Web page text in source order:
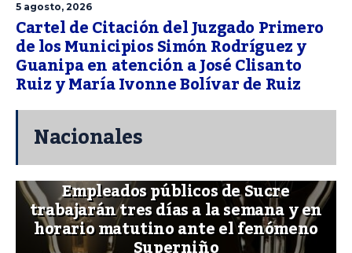
5 agosto, 2026
Cartel de Citación del Juzgado Primero
de los Municipios Simón Rodríguez y
Guanipa en atención a José Clisanto
Ruiz y María Ivonne Bolívar de Ruiz
Nacionales
Empleados públicos de Sucre
trabajarán tres días a la semana y en
horario matutino ante el fenómeno